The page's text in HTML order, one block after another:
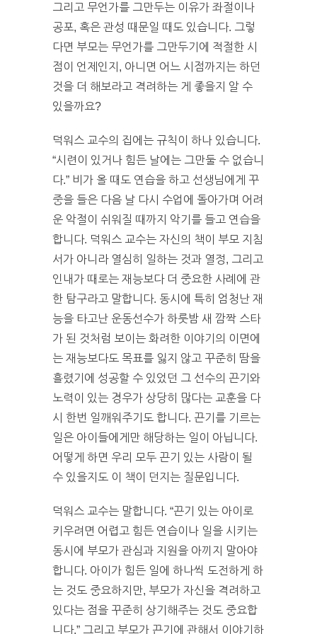
그리고 무언가를 그만두는 이유가 좌절이나
공포, 혹은 관성 때문일 때도 있습니다. 그렇
다면 부모는 무언가를 그만두기에 적절한 시
점이 언제인지, 아니면 어느 시점까지는 하던
것을 더 해보라고 격려하는 게 좋을지 알 수
있을까요?
덕워스 교수의 집에는 규칙이 하나 있습니다.
“시련이 있거나 힘든 날에는 그만둘 수 없습니
다.” 비가 올 때도 연습을 하고 선생님에게 꾸
중을 들은 다음 날 다시 수업에 돌아가며 어려
운 악절이 쉬워질 때까지 악기를 들고 연습을
합니다. 덕워스 교수는 자신의 책이 부모 지침
서가 아니라 열심히 일하는 것과 열정, 그리고
인내가 때로는 재능보다 더 중요한 사례에 관
한 탐구라고 말합니다. 동시에 특히 엄청난 재
능을 타고난 운동선수가 하룻밤 새 깜짝 스타
가 된 것처럼 보이는 화려한 이야기의 이면에
는 재능보다도 목표를 잃지 않고 꾸준히 땀을
흘렸기에 성공할 수 있었던 그 선수의 끈기와
노력이 있는 경우가 상당히 많다는 교훈을 다
시 한번 일깨워주기도 합니다. 끈기를 기르는
일은 아이들에게만 해당하는 일이 아닙니다.
어떻게 하면 우리 모두 끈기 있는 사람이 될
수 있을지도 이 책이 던지는 질문입니다.
덕워스 교수는 말합니다. “끈기 있는 아이로
키우려면 어렵고 힘든 연습이나 일을 시키는
동시에 부모가 관심과 지원을 아끼지 말아야
합니다. 아이가 힘든 일에 하나씩 도전하게 하
는 것도 중요하지만, 부모가 자신을 격려하고
있다는 점을 꾸준히 상기해주는 것도 중요합
니다.” 그리고 부모가 끈기에 관해서 이야기하